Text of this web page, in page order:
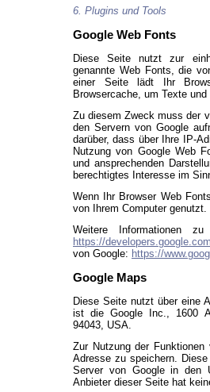
6. Plugins und Tools
Google Web Fonts
Diese Seite nutzt zur
genannte Web Fonts, die
einer Seite lädt Ihr
Browsercache, um Texte
Zu diesem Zweck muss der
den Servern von Google
darüber, dass über Ihre IP-
Nutzung von Google Web
und ansprechenden
berechtigtes Interesse im
Wenn Ihr Browser Web
von Ihrem Computer genutzt.
Weitere Informationen
https://
von Google: https://
Google Maps
Diese Seite nutzt über eine
ist die Google Inc., 1600
94043, USA.
Zur Nutzung der
Adresse zu speichern.
Server von Google in den
Anbieter dieser Seite hat